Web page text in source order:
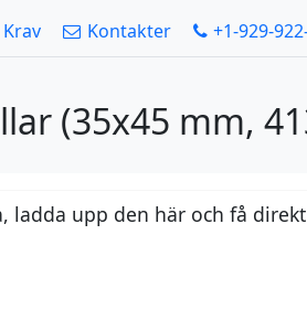
Krav Kontakter +1-929-
(35x45 mm,
ladda upp den här och få